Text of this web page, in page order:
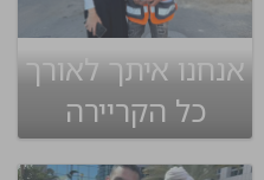
אנחנו איתך לאורך
כל הקריירה